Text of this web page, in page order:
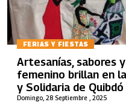
FERIAS Y FIESTAS
Domingo, 28 Septiembre , 2025
Artesanías, sabores
femenino brillan en
y Solidaria de Quibdó